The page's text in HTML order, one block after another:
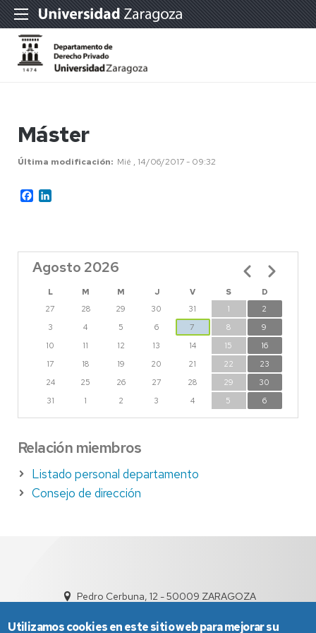
Máster
Última modificación Mié , 14/06/2017 - 09:32
Facebook
Agosto 2026
L M M J V S
D
27
28 29 30 31 1
2
3
4 5 6 7 8
9
10
11 12 13 14 15
16
17
18 19 20 21 22
23
24
25 26 27 28 29
30
31
1 2 3 4 5 6
Paginación
Relación miembros
Listado personal departamento
Consejo de dirección
Pedro Cerbuna, 12 - 50009 ZARAGOZA
Utilizamos cookies en este sitio web para mejorar su